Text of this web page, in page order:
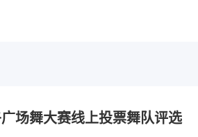
场舞大赛线上投票舞队评选